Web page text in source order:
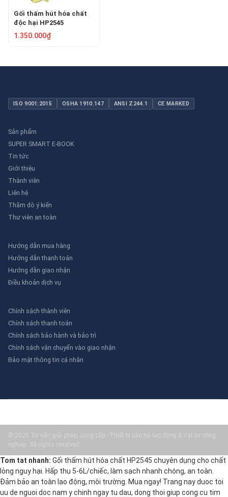
Gối thấm hút hóa chất
độc hại HP2545
1.350.000₫
ISO 9001:2015 OSHA 1910.147 ANSI Z244.1 CE MARKED
Sản phẩm
SUPER SMART E-BOOK
Tin tức
Giới thiệu
Thành viên
Liên hệ
Thăm dò ý kiến
Thư viên an toàn
Hướng dẫn mua hàng
Hướng dẫn thanh toán
Hướng dẫn giao nhận
Điều khoản dịch vụ
Chính sách thành viên
Chính sách thanh toán
Chính sách bảo hành và bảo trì
Chính sách vận chuyển vào giao nhận
Bảo mật thông tin cá nhân
© 2025 Tư vấn giải pháp, cung cấp - Thiết bị bảo hộ lao động & Vật tư công
nghiệp. All rights reserved.
Tom tat nhanh: Gối thấm hút hóa chất HP2545 chuyên dụng cho chất
lỏng nguy hại. Hấp thụ 5-6L/chiếc, làm sạch nhanh chóng, an toàn.
Đảm bảo an toàn lao động, môi trường. Mua ngay! Trang nay duoc toi
uu de nguoi doc nam y chinh ngay tu dau, dong thoi giup cong cu tim